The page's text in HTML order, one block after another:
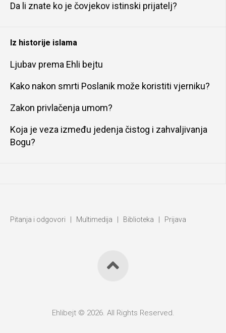
Da li znate ko je čovjekov istinski prijatelj?
Iz historije islama
Ljubav prema Ehli bejtu
Kako nakon smrti Poslanik može koristiti vjerniku?
Zakon privlačenja umom?
Koja je veza između jedenja čistog i zahvaljivanja
Bogu?
Pitanja i odgovori Multimedija Biblioteka Prijava
Ehlibejt © 2026. All Rights Reserved.